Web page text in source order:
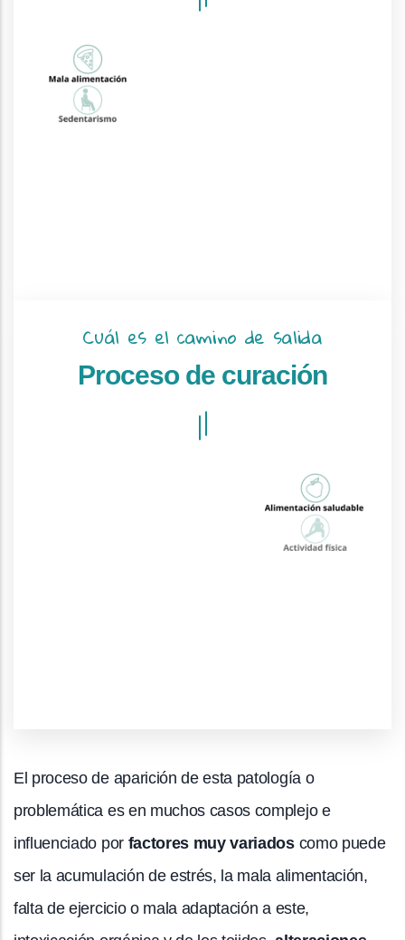
Cuál es el camino de salida
Proceso de curación
El proceso de aparición de esta patología o
problemática es en muchos casos complejo e
influenciado por factores muy variadoscomo puede
ser la acumulación de estrés, la mala alimentación,
falta de ejercicio o mala adaptación a este,